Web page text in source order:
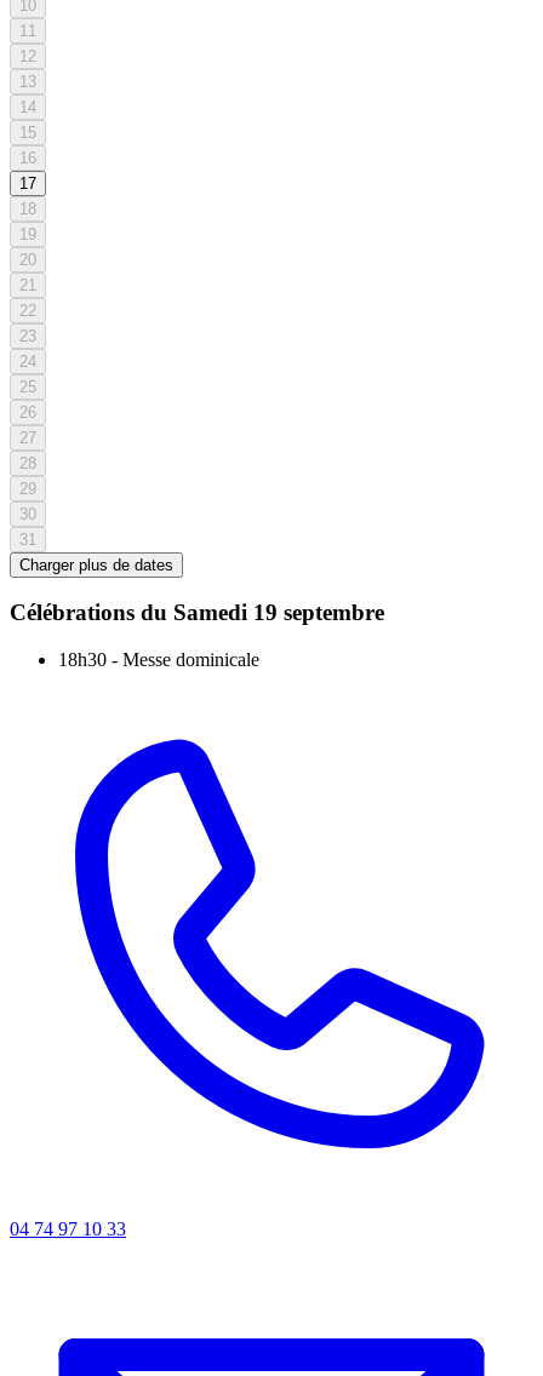
10
11
12
13
14
15
16
17
18
19
20
21
22
23
24
25
26
27
28
29
30
31
Charger plus de dates
Célébrations du Samedi 19 septembre
18h30 - Messe dominicale
04 74 97 10 33